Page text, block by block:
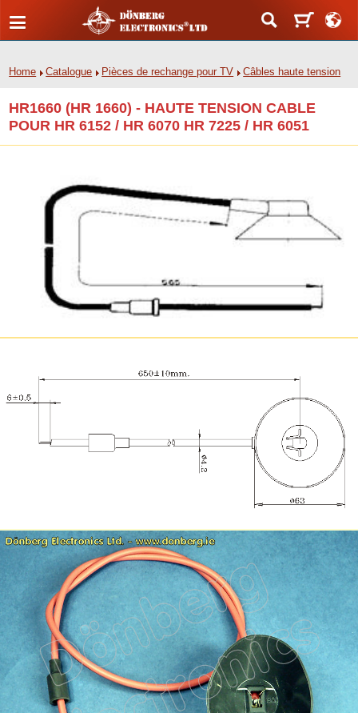
Home Catalogue Pièces de rechange pour TV Câbles haute tension
HR1660 (HR 1660) - HAUTE TENSION CABLE
POUR HR 6152 / HR 6070 HR 7225 / HR 6051